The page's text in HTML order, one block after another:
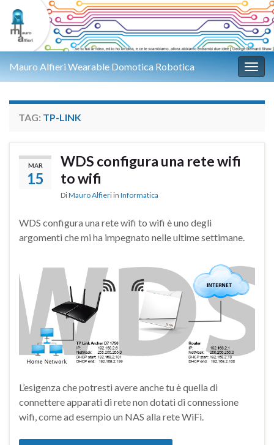
Mauro Alfieri Wearable Domotica Robotica
TAG: TP-LINK
MAR
15
WDS configura una rete wifi
to wifi
DiMauro Alfieri in Informatica
WDS configura una rete wifi to wifi è uno degli
argomenti che mi ha impegnato nelle ultime settimane.
L’esigenza che potresti avere anche tu è quella di
connettere apparati di rete non dotati di connessione
wifi, come ad esempio un NAS alla rete WiFi.